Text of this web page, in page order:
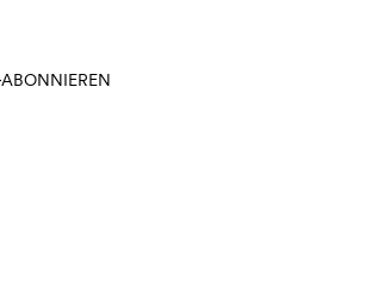
ABONNIEREN